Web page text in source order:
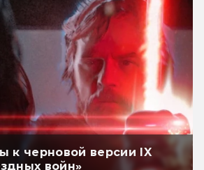
к черновой версии IX
войн»